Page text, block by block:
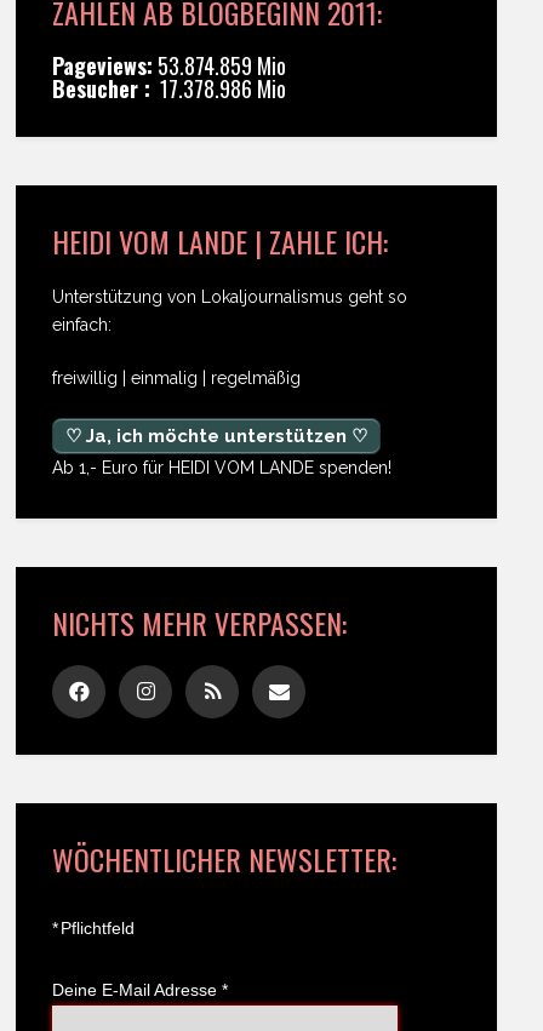
ZAHLEN AB BLOGBEGINN 2011:
Pageviews: 53.874.859 Mio
Besucher : 17.378.986 Mio
HEIDI VOM LANDE | ZAHLE ICH:
Unterstützung von Lokaljournalismus geht so
einfach:
freiwillig | einmalig | regelmäßig
♡ Ja, ich möchte unterstützen ♡
Ab 1,- Euro für HEIDI VOM LANDE spenden!
NICHTS MEHR VERPASSEN:
WÖCHENTLICHER NEWSLETTER:
*Pflichtfeld
Deine E-Mail Adresse *